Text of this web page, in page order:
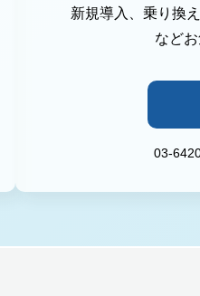
新規導入、乗り換
など
03-